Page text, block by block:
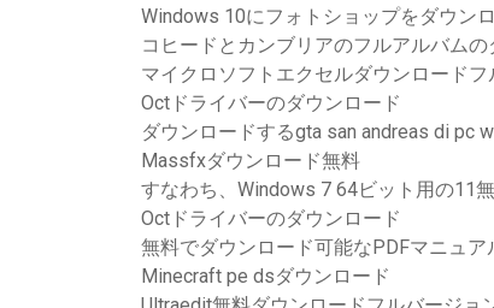
Windows 10にフォトショップをダウン
コヒードとカンブリアのフルアルバムの
マイクロソフトエクセルダウンロード
Octドライバーのダウンロード
ダウンロードするgta san andreas di pc
Massfxダウンロード無料
すなわち、Windows 7 64ビット用の11
Octドライバーのダウンロード
無料でダウンロード可能なPDFマニュ
Minecraft pe dsダウンロード